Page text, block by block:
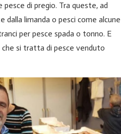
di pregio. Tra queste, ad
dalla limanda o pesci come alcune
per pesce spada o tonno. E
che si tratta di pesce venduto